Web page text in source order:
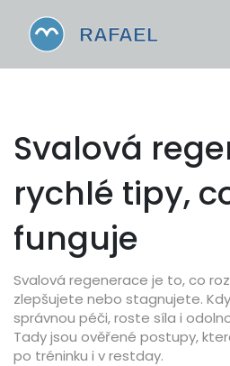
Svalová
rychlé tipy,
funguje
Svalová regenerace je to, co
zlepšujete nebo stagnujete.
správnou péči, roste síla i
Tady jsou ověřené postupy,
po tréninku i v restday.